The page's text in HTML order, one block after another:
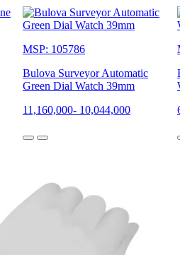
MSP: 105786
Bulova Surveyor Automatic
Green Dial Watch 39mm
11,160,000- 10,044,000